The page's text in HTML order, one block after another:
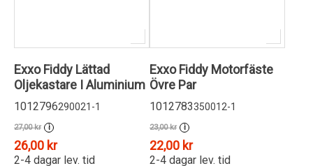
Exxo Fiddy Lättad
Oljekastare I Aluminium
1012796290021-1
27,00 kr i
26,00 kr
2-4 dagar lev. tid
Exxo Fiddy Motorfäste
Övre Par
1012783350012-1
23,00 kr i
22,00 kr
2-4 dagar lev. tid